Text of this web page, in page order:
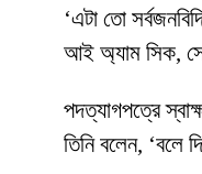
‘এটা তো
আই অ্যাম সিক,
পদত্যাগপত্রে
তিনি বলেন, ‘বলে